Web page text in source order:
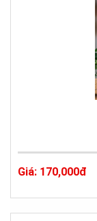
Giá: 170,000đ